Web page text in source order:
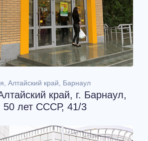
Алтайский край, Барнаул
край, г. Барнаул,
50 лет СССР, 41/3